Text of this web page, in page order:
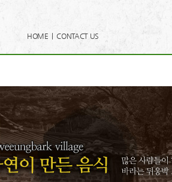
HOME |CONTACT US